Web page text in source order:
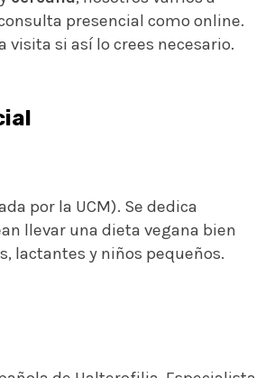
presencial como online.
visita si así lo crees necesario.
por la UCM). Se dedica
llevar una dieta vegana bien
lactantes y niños pequeños.